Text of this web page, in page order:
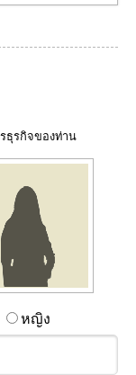
ธุรกิจของท่าน
หญิง